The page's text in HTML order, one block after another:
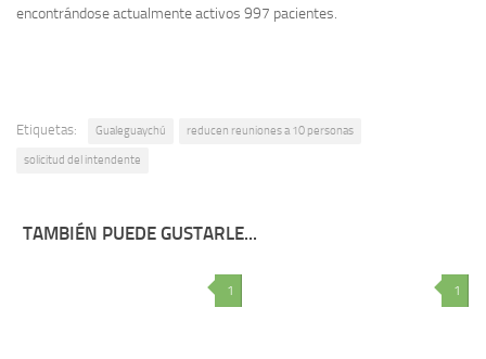
encontrándose actualmente activos 997 pacientes.
Etiquetas: Gualeguaychú reducen reuniones a 10 personas
solicitud del intendente
TAMBIÉN PUEDE GUSTARLE...
1 1